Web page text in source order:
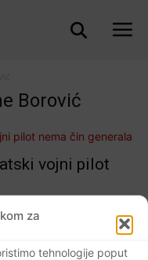
za
tehnologije poput
Borović
vojni pilot